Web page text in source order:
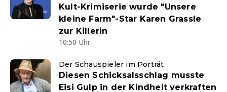
Kult-Krimiserie wurde "Unsere
kleine Farm"-Star Karen Grassle
zur Killerin
10:50 Uhr
Der Schauspieler im Porträt
Diesen Schicksalsschlag musste
Eisi Gulp in der Kindheit verkraften